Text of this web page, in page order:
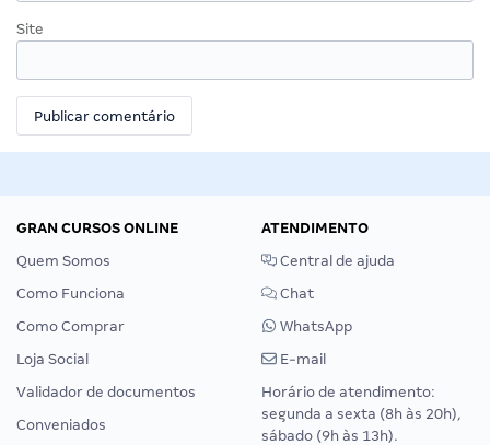
Site
GRAN CURSOS ONLINE
Quem Somos
Como Funciona
Como Comprar
Loja Social
Validador de documentos
Conveniados
ATENDIMENTO
Central de ajuda
Chat
WhatsApp
E-mail
Horário de atendimento:
segunda a sexta (8h às 20h),
sábado (9h às 13h).